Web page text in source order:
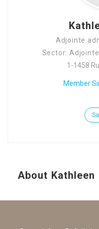
Adjointe
Sector:
1-1458
Member
About Kathleen